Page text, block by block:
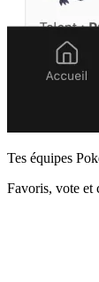
Tes équipes
Favoris, vote et